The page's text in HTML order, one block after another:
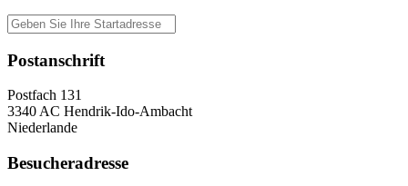
Postanschrift
Postfach 131
3340 AC Hendrik-Ido-Ambacht
Niederlande
Besucheradresse